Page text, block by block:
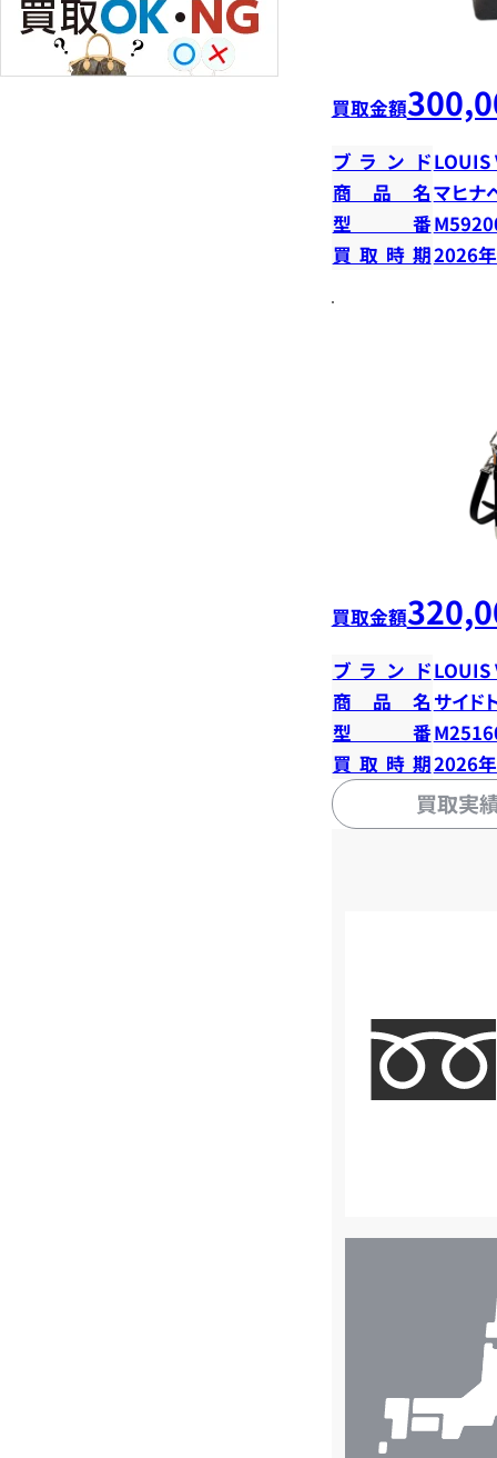
買取金額
ブランドLOUIS
商品名マヒナ
型番
買取時期2026
買取金額
ブランドLOUIS
商品名 サイド
型番
買取時期2026
買取実